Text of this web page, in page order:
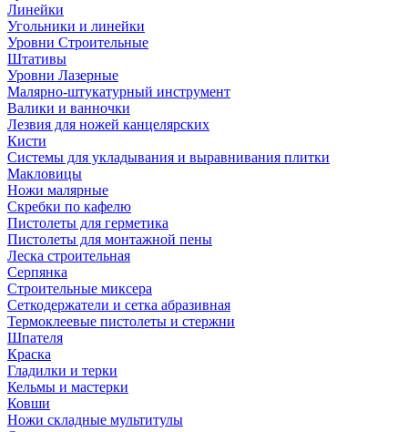
Линейки
Угольники и линейки
Уровни Строительные
Штативы
Уровни Лазерные
Малярно-штукатурный инструмент
Валики и ванночки
Лезвия для ножей канцелярских
Кисти
Системы для укладывания и выравнивания плитки
Макловицы
Ножи малярные
Скребки по кафелю
Пистолеты для герметика
Пистолеты для монтажной пены
Леска строительная
Серпянка
Строительные миксера
Сеткодержатели и сетка абразивная
Термоклеевые пистолеты и стержни
Шпателя
Краска
Гладилки и терки
Кельмы и мастерки
Ковши
Ножи складные мультитулы